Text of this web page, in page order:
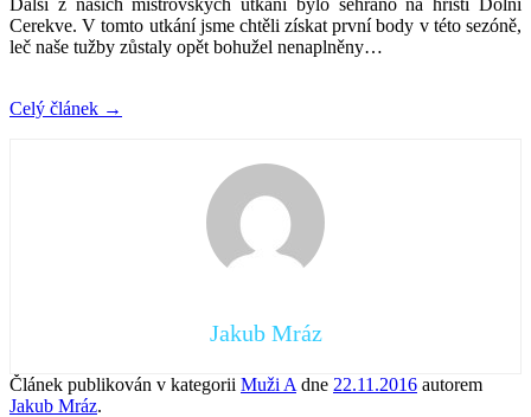
Cerekve. V tomto utkání jsme chtěli získat první body v této sezóně,
leč naše tužby zůstaly opět bohužel nenaplněny…
Celý článek →
Jakub Mráz
Článek publikován v kategorii Muži A dne 22.11.2016 autorem
Jakub Mráz.